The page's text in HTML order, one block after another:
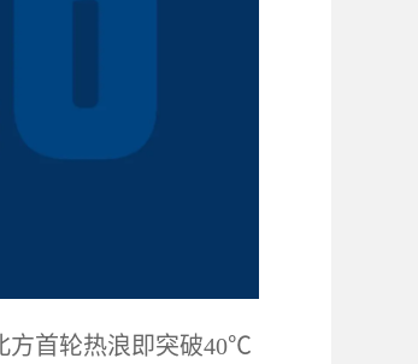
方首轮热浪即突破40℃